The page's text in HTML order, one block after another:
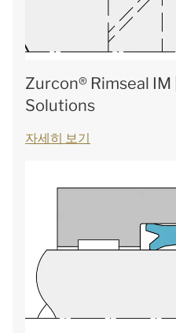
Zurcon® Rimseal
Solutions
자세히 보기